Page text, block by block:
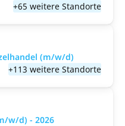
+65 weitere Standorte
(m/w/d)
+113 weitere Standorte
w/d) - 2026